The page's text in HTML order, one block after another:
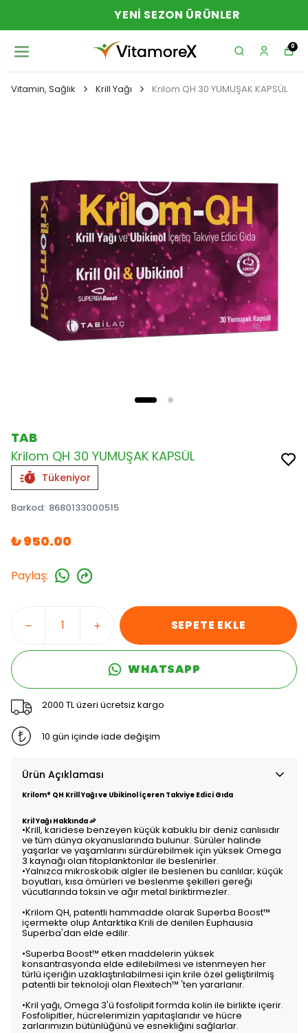
YENI SEZON ÜRÜNLER
0
Vitamin, Sağlık Krill Yağı Krilom QH 30 YUMUŞAK KAPSÜL
TAB
Krilom QH 30 YUMUŞAK KAPSÜL
Tükeniyor
Barkod: 8680133000515
₺ 950.00
Paylaş:
SEPETE EKLE
WHATSAPP
2000 TL üzeri ücretsiz kargo
10 gün içinde iade değişim
Ürün Açıklaması
Krilom® QH Krill Yağı ve Ubikinol İçeren Takviye Edici Gıda
Kril Yağı Hakkında 🦐
•Krill, karidese benzeyen küçük kabuklu bir deniz canlısıdır
ve tüm dünya okyanuslarında bulunur. Sürüler halinde
yaşarlar ve yaşamlarını sürdürebilmek için yüksek Omega
3 kaynağı olan fitoplanktonlar ile beslenirler.
•Yalnızca mikroskobik algler ile beslenen bu canlılar; küçük
boyutları, kısa ömürleri ve beslenme şekilleri gereği
vücutlarında toksin ve ağır metal biriktirmezler.
•Krilom QH, patentli hammadde olarak Superba Boost™
içermekte olup Antarktika Krili de denilen Euphausia
Superba'dan elde edilir.
•Superba Boost™ etken maddelerin yüksek
konsantrasyonda elde edilebilmesi ve istenmeyen her
türlü içeriğin uzaklaştırılabilmesi için krile özel geliştirilmiş
patentli bir teknoloji olan Flexitech™ 'ten yararlanır.
•Kril yağı, Omega 3'ü fosfolipit formda kolin ile birlikte içerir.
Fosfolipitler, hücrelerimizin yapıtaşlarıdır ve hücre
zarlarımızın bütünlüğünü ve esnekliğini sağlarlar.